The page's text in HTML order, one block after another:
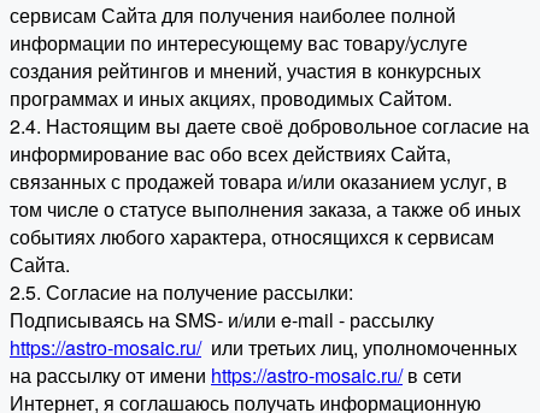
сервисам Сайта для получения наиболее полной
информации по интересующему вас товару/услуге
создания рейтингов и мнений, участия в конкурсных
программах и иных акциях, проводимых Сайтом.
2.4. Настоящим вы даете своё добровольное согласие на
информирование вас обо всех действиях Сайта,
связанных с продажей товара и/или оказанием услуг, в
том числе о статусе выполнения заказа, а также об иных
событиях любого характера, относящихся к сервисам
Сайта.
2.5. Согласие на получение рассылки:
Подписываясь на SMS- и/или e-mail - рассылку
https://astro-mosaic.ru/или третьих лиц, уполномоченных
на рассылку от имени https://astro-mosaic.ru/в сети
Интернет, я соглашаюсь получать информационную